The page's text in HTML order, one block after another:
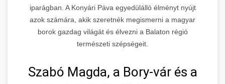
iparágban. A Konyári Páva egyedülálló élményt nyújt
azok számára, akik szeretnék megismerni a magyar
borok gazdag világát és élvezni a Balaton régió
természeti szépségeit.
Szabó Magda, a Bory-vár és a